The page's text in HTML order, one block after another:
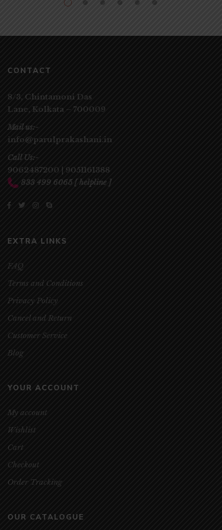
CONTACT
8/3, Chintamoni Das
Lane, Kolkata – 700009
Mail us:-
info@parulprakashani.in
Call Us:-
9062487200 | 9051161388
833 499 6065 [ helpline ]
EXTRA LINKS
FAQ
Terms and Conditions
Privacy Policy
Cancel and Return
Customer Service
Blog
YOUR ACCOUNT
My account
Wishlist
Cart
Checkout
Order Tracking
OUR CATALOGUE